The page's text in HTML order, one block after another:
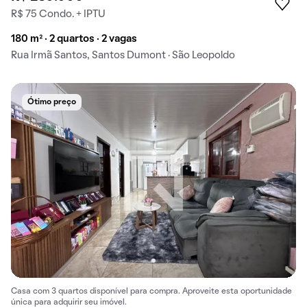
R$ 75 Condo. + IPTU
180 m² · 2 quartos · 2 vagas
Rua Irmã Santos, Santos Dumont · São Leopoldo
Ótimo preço
Casa com 3 quartos disponível para compra. Aproveite esta oportunidade
única para adquirir seu imóvel.